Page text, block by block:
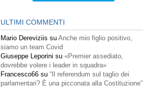
ULTIMI COMMENTI
Mario Dereviziis su Anche mio figlio positivo,
siamo un team Covid
Giuseppe Leporini su «Premier assediato,
dovrebbe volere i leader in squadra»
Francesco66 su “Il referendum sul taglio dei
parlamentari? È una picconata alla Costituzione”